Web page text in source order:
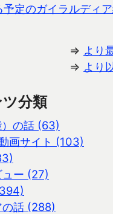
予定のガイラルディ
⇒ より
⇒ より
分類
の話 (63)
画サイト (103)
ュー (27)
の話 (288)